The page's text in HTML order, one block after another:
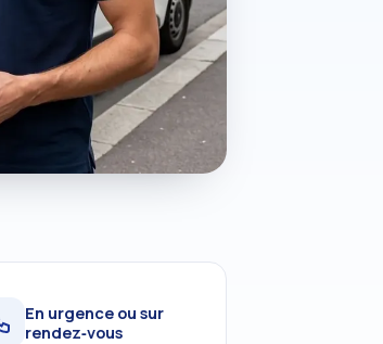
En urgence ou sur
rendez‑vous